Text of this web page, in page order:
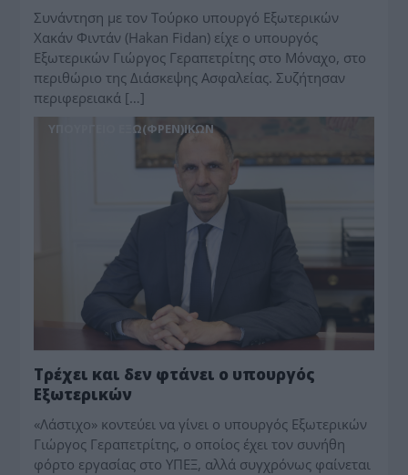
Συνάντηση με τον Τούρκο υπουργό Εξωτερικών
Χακάν Φιντάν (Hakan Fidan) είχε ο υπουργός
Εξωτερικών Γιώργος Γεραπετρίτης στο Μόναχο, στο
περιθώριο της Διάσκεψης Ασφαλείας. Συζήτησαν
περιφερειακά […]
ΥΠΟΥΡΓΕΙΟ ΕΞΩ(ΦΡΕΝ)ΙΚΩΝ
Τρέχει και δεν φτάνει ο υπουργός
Εξωτερικών
«Λάστιχο» κοντεύει να γίνει ο υ­πουργός Εξωτερικών
Γιώργος Γεραπετρίτης, ο οποίος έχει τον συνήθη
φόρτο εργασίας στο ΥΠΕΞ, αλλά συγχρόνως φαίνεται